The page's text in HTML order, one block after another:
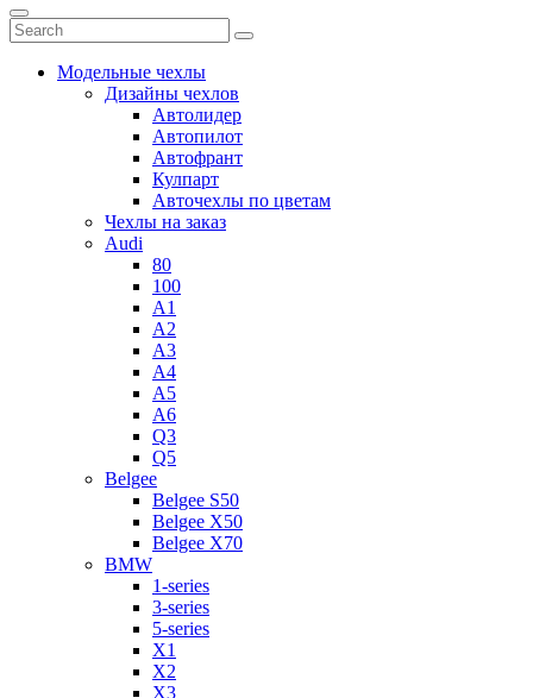
Модельные чехлы
Дизайны чехлов
Автолидер
Автопилот
Автофрант
Кулпарт
Авточехлы по цветам
Чехлы на заказ
Audi
80
100
A1
A2
A3
A4
A5
A6
Q3
Q5
Belgee
Belgee S50
Belgee X50
Belgee X70
BMW
1-series
3-series
5-series
X1
X2
X3